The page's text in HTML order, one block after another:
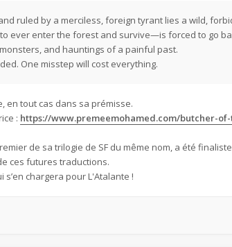
ruled by a merciless, foreign tyrant lies a wild,
ever enter the forest and survive—is forced to go
and hauntings of a painful past.
One misstep will cost everything.
en tout cas dans sa prémisse.
: https://www.premeemohamed.com/butcher-
de sa trilogie de SF du même nom, a été
ces futures traductions.
s’en chargera pour L'Atalante !